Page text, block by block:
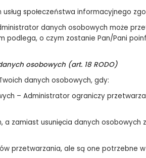
społeczeństwa informacyjnego
danych osobowych może
podlega, o czym zostanie Pan/Pani
osobowych (art. 18 RODO)
danych osobowych, gdy:
– Administrator ograniczy
zamiast usunięcia danych
przetwarzania, ale są one potrzebne